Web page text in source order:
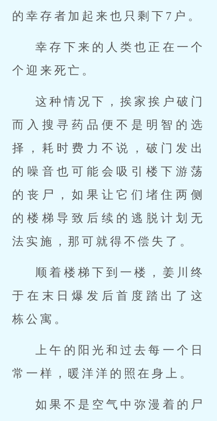
的幸存者加起来也只剩下7户。
幸存下来的人类也正在一个
个迎来死亡。
这种情况下，挨家挨户破门
而入搜寻药品便不是明智的选
择，耗时费力不说，破门发出
的噪音也可能会吸引楼下游荡
的丧尸，如果让它们堵住两侧
的楼梯导致后续的逃脱计划无
法实施，那可就得不偿失了。
顺着楼梯下到一楼，姜川终
于在末日爆发后首度踏出了这
栋公寓。
上午的阳光和过去每一个日
常一样，暖洋洋的照在身上。
如果不是空气中弥漫着的尸